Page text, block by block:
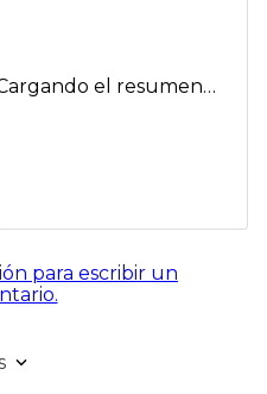
el resumen…
para escribir un